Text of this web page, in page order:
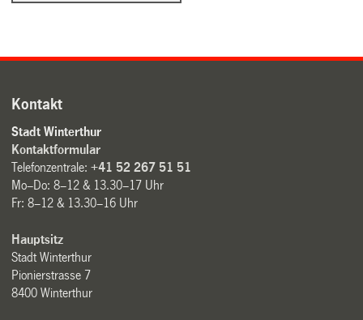
Kontakt
Stadt Winterthur
Kontaktformular
Telefonzentrale:+41 52 267 51 51
Mo–Do: 8–12 & 13.30–17 Uhr
Fr: 8–12 & 13.30–16 Uhr
Hauptsitz
Stadt Winterthur
Pionierstrasse 7
8400 Winterthur